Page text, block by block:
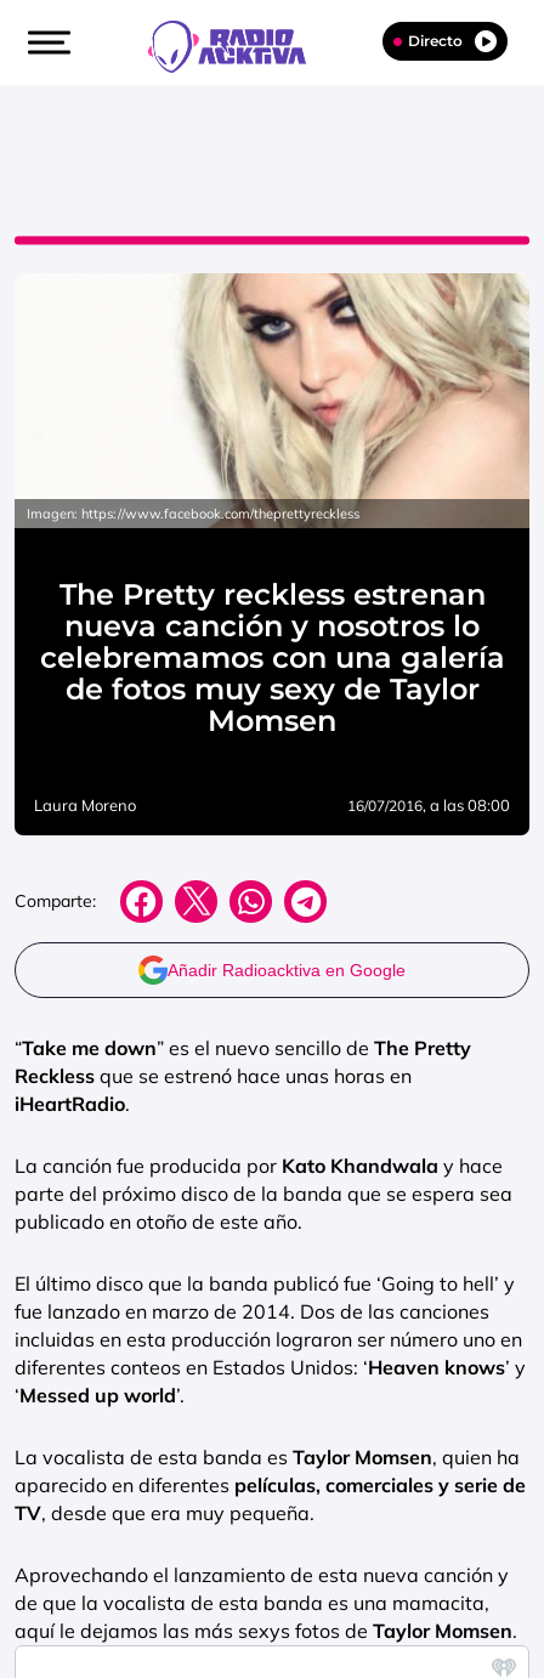
Directo
Imagen: https://www.facebook.com/theprettyreckless
The Pretty reckless estrenan
nueva canción y nosotros lo
celebremamos con una galería
de fotos muy sexy de Taylor
Momsen
Laura Moreno 16/07/2016, a las 08:00
Comparte:
Añadir Radioacktiva en Google
“Take me down” es el nuevo sencillo de The Pretty
Reckless que se estrenó hace unas horas en
iHeartRadio.
La canción fue producida por Kato Khandwala y hace
parte del próximo disco de la banda que se espera sea
publicado en otoño de este año.
El último disco que la banda publicó fue ‘Going to hell’ y
fue lanzado en marzo de 2014. Dos de las canciones
incluidas en esta producción lograron ser número uno en
diferentes conteos en Estados Unidos: ‘Heaven knows’ y
‘Messed up world’.
La vocalista de esta banda es Taylor Momsen, quien ha
aparecido en diferentes películas, comerciales y serie de
TV, desde que era muy pequeña.
Aprovechando el lanzamiento de esta nueva canción y
de que la vocalista de esta banda es una mamacita,
aquí le dejamos las más sexys fotos de Taylor Momsen.